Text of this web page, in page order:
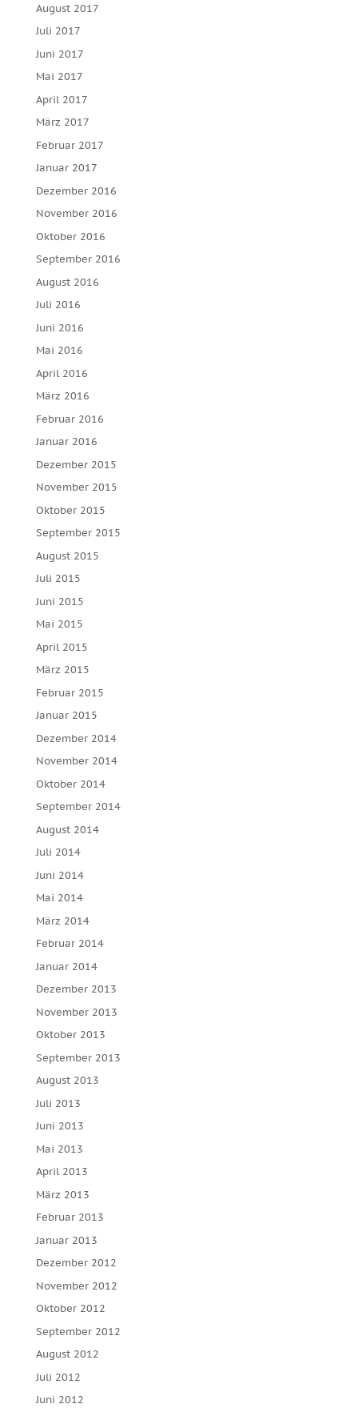
August 2017
Juli 2017
Juni 2017
Mai 2017
April 2017
März 2017
Februar 2017
Januar 2017
Dezember 2016
November 2016
Oktober 2016
September 2016
August 2016
Juli 2016
Juni 2016
Mai 2016
April 2016
März 2016
Februar 2016
Januar 2016
Dezember 2015
November 2015
Oktober 2015
September 2015
August 2015
Juli 2015
Juni 2015
Mai 2015
April 2015
März 2015
Februar 2015
Januar 2015
Dezember 2014
November 2014
Oktober 2014
September 2014
August 2014
Juli 2014
Juni 2014
Mai 2014
März 2014
Februar 2014
Januar 2014
Dezember 2013
November 2013
Oktober 2013
September 2013
August 2013
Juli 2013
Juni 2013
Mai 2013
April 2013
März 2013
Februar 2013
Januar 2013
Dezember 2012
November 2012
Oktober 2012
September 2012
August 2012
Juli 2012
Juni 2012